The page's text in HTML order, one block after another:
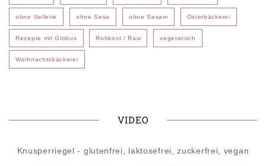
ohne Sellerie ohne Sesa ohne Sesam Osterbäckerei
Rezepte mit Globus Rohkost / Raw vegetarisch
Weihnachtsbäckerei
VIDEO
Knusperriegel - glutenfrei, laktosefrei, zuckerfrei, vegan